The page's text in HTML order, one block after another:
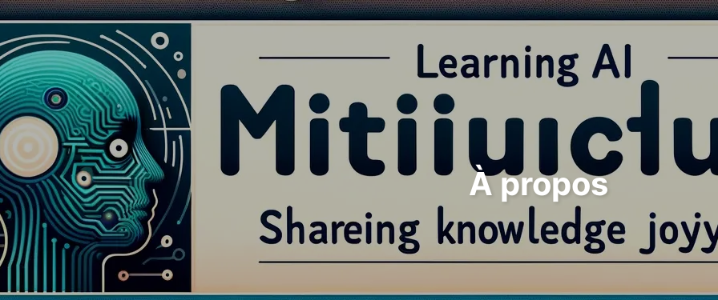
Le Chemin vers la Transformation par l'IA Rechercher Accueil Archives
À propos